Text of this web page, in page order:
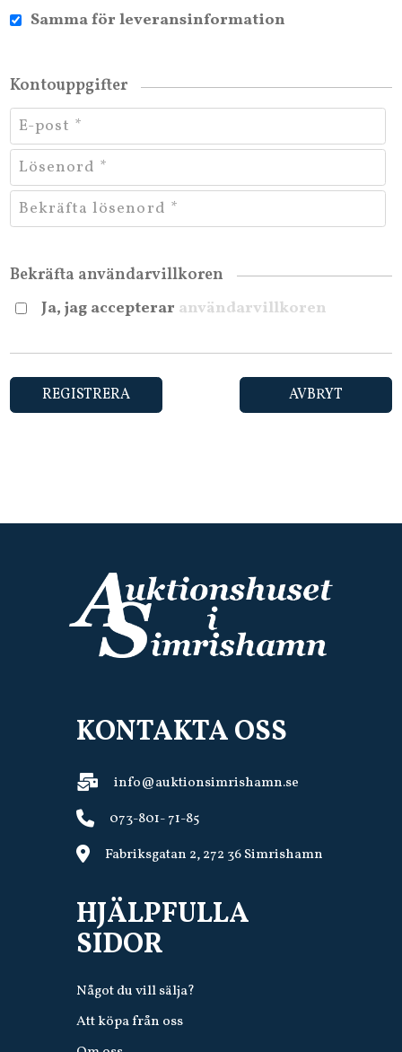
Samma för leveransinformation
Kontouppgifter
Bekräfta användarvillkoren
Ja, jag accepterar användarvillkoren
REGISTRERA AVBRYT
KONTAKTA OSS
info@auktionsimrishamn.se
073-801- 71-85
Fabriksgatan 2, 272 36 Simrishamn
HJÄLPFULLA
SIDOR
Något du vill sälja?
Att köpa från oss